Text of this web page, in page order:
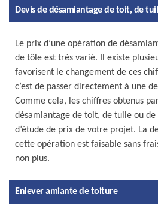
Devis de désamiantage de toit, de
Le prix d’une opération de
de tôle est très varié. Il existe
favorisent le changement de ces
c’est de passer directement à une
Comme cela, les chiffres obtenus
désamiantage de toit, de tuile ou
d’étude de prix de votre projet. La
cette opération est faisable sans
non plus.
Enlever amiante de toiture